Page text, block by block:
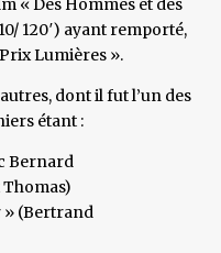
« Des Hommes et des
120′) ayant remporté,
Lumières ».
dont il fut l’un des
étant :
Bernard
Thomas)
» (Bertrand